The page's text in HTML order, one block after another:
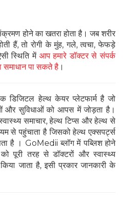
होने का खतरा होता है। जब शरीर
हैं, तो रोगी के मुंह, गले, त्वचा, फेफड़े
स्थिति में आप हमारे डॉक्टर से संपर्क
पा सकते है ।
हेल्थ केयर प्लेटफार्म है जो
सुविधाओं को आपस में जोड़ता है।
समाचार, हेल्थ टिप्स और हेल्थ से
से पहुंचाता है जिसको हेल्थ एक्सपर्ट्स
है । GoMedii ब्लॉग में पब्लिश होने
पूरी तरह से डॉक्टरों और स्वास्थ्य
किया जाता है, इसी प्रकार जानकारी के